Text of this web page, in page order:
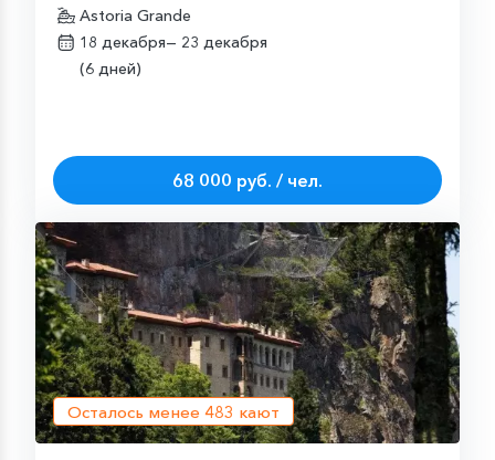
Astoria Grande
18 декабря— 23 декабря
(6 дней)
68 000 руб. / чел.
Осталось менее 483 кают